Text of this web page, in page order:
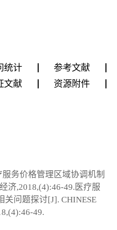
统计
参考文献
文献 资源附件
务价格管理区域协调机制
济,2018,(4):46-49.医疗服
问题探讨[J]. CHINESE
49.